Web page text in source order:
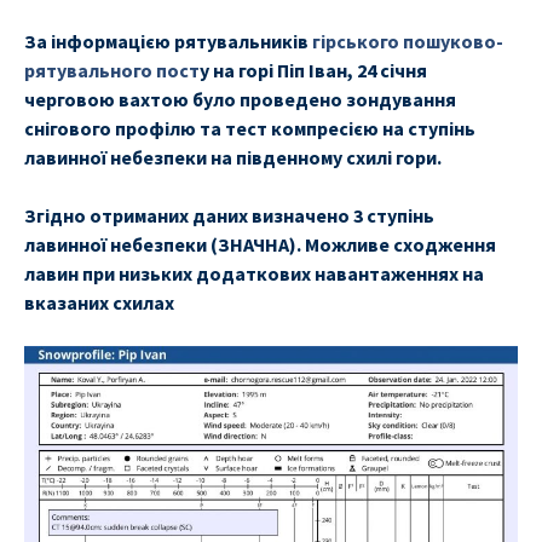
За інформацією рятувальників гірського пошуково-
рятувального посту на горі Піп Іван, 24 січня
черговою вахтою було проведено зондування
снігового профілю та тест компресією на ступінь
лавинної небезпеки на південному схилі гори.
Згідно отриманих даних визначено 3 ступінь
лавинної небезпеки (ЗНАЧНА). Можливе сходження
лавин при низьких додаткових навантаженнях на
вказаних схилах